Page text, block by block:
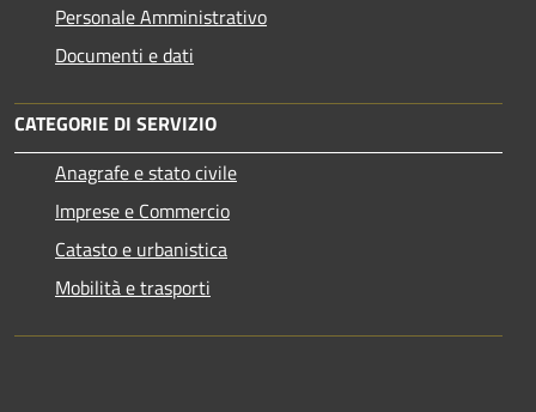
Personale Amministrativo
Documenti e dati
CATEGORIE DI SERVIZIO
Anagrafe e stato civile
Imprese e Commercio
Catasto e urbanistica
Mobilità e trasporti